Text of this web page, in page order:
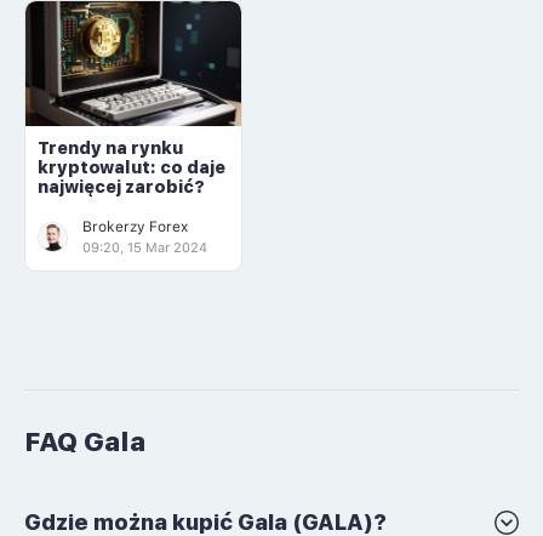
Trendy na rynku
kryptowalut: co daje
najwięcej zarobić?
Brokerzy Forex
09:20, 15 Mar 2024
FAQ Gala
Gdzie można kupić Gala (GALA)?